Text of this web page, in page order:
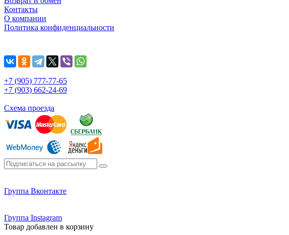
Контакты
О компании
Политика конфиденциальности
+7 (905) 777-77-65
+7 (903) 662-24-69
Схема проезда
Группа Вконтакте
Группа Instagram
Товар добавлен в корзину